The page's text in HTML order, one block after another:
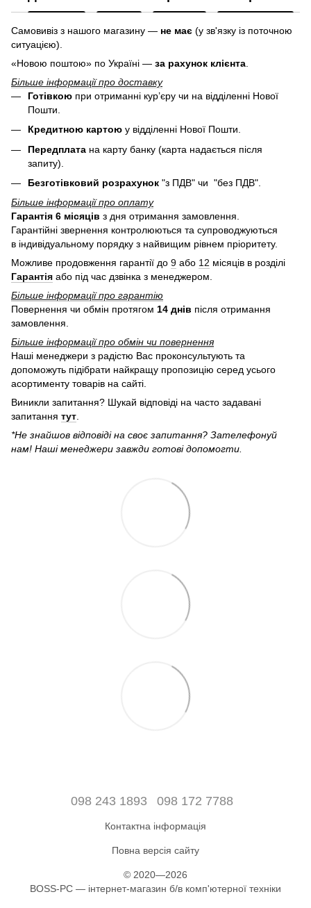
Самовивіз з нашого магазину — не має (у зв'язку із поточною
ситуацією).
«Новою поштою» по Україні — за рахунок клієнта
Більше інформації про доставку
Готівкою при отриманні кур’єру чи на відділенні Нової
Пошти.
Кредитною картою у відділенні Нової Пошти.
Передплата на карту банку (карта надається після
запиту).
Безготівковий розрахунок "з ПДВ" чи "без ПДВ".
Більше інформації про оплату
Гарантія 6 місяців з дня отримання замовлення.
Гарантійні звернення контролюються та супроводжуються
в індивідуальному порядку з найвищим рівнем пріоритету.
Можливе продовження гарантії до 9 або 12 місяців в розділі
Гарантія або під час дзвінка з менеджером.
Більше інформації про гарантію
Повернення чи обмін протягом 14 днів після отримання
замовлення.
Більше інформації про обмін чи повернення
Наші менеджери з радістю Вас проконсультують та
допоможуть підібрати найкращу пропозицію серед усього
асортименту товарів на сайті.
Виникли запитання? Шукай відповіді на часто задавані
запитання тут.
*Не знайшов відповіді на своє запитання? Зателефонуй
нам! Наші менеджери завжди готові допомогти.
098 243 1893 098 172 7788
Контактна інформація
Повна версія сайту
© 2020—2026
BOSS-PC — інтернет-магазин б/в комп'ютерної техніки